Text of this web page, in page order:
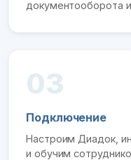
документооборота
03
Подключение
Настроим Диадок,
и обучим